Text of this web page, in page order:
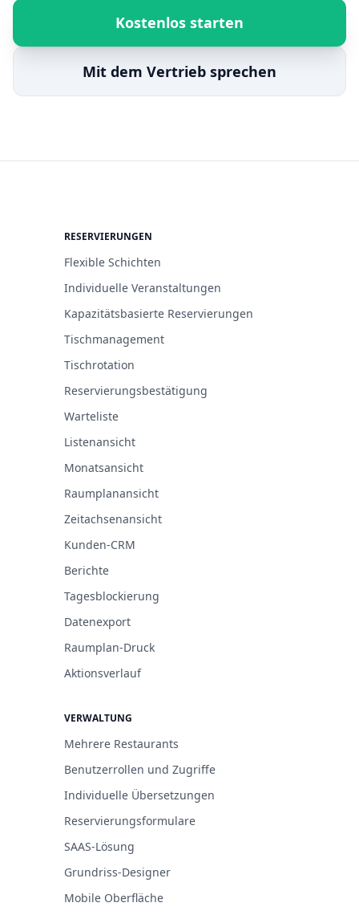
Kostenlos starten
Mit dem Vertrieb sprechen
RESERVIERUNGEN
Flexible Schichten
Individuelle Veranstaltungen
Kapazitätsbasierte Reservierungen
Tischmanagement
Tischrotation
Reservierungsbestätigung
Warteliste
Listenansicht
Monatsansicht
Raumplanansicht
Zeitachsenansicht
Kunden-CRM
Berichte
Tagesblockierung
Datenexport
Raumplan-Druck
Aktionsverlauf
VERWALTUNG
Mehrere Restaurants
Benutzerrollen und Zugriffe
Individuelle Übersetzungen
Reservierungsformulare
SAAS-Lösung
Grundriss-Designer
Mobile Oberfläche